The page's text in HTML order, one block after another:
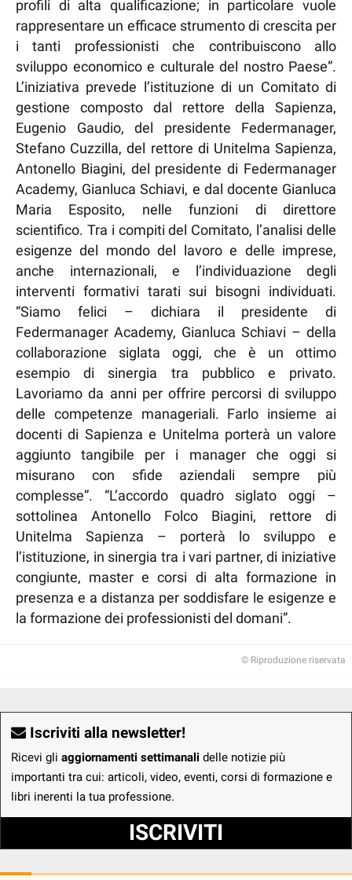
profili di alta qualificazione; in particolare vuole
rappresentare un efficace strumento di crescita per
i tanti professionisti che contribuiscono allo
sviluppo economico e culturale del nostro Paese”.
L’iniziativa prevede l’istituzione di un Comitato di
gestione composto dal rettore della Sapienza,
Eugenio Gaudio, del presidente Federmanager,
Stefano Cuzzilla, del rettore di Unitelma Sapienza,
Antonello Biagini, del presidente di Federmanager
Academy, Gianluca Schiavi, e dal docente Gianluca
Maria Esposito, nelle funzioni di direttore
scientifico. Tra i compiti del Comitato, l’analisi delle
esigenze del mondo del lavoro e delle imprese,
anche internazionali, e l’individuazione degli
interventi formativi tarati sui bisogni individuati.
“Siamo felici – dichiara il presidente di
Federmanager Academy, Gianluca Schiavi – della
collaborazione siglata oggi, che è un ottimo
esempio di sinergia tra pubblico e privato.
Lavoriamo da anni per offrire percorsi di sviluppo
delle competenze manageriali. Farlo insieme ai
docenti di Sapienza e Unitelma porterà un valore
aggiunto tangibile per i manager che oggi si
misurano con sfide aziendali sempre più
complesse”. “L’accordo quadro siglato oggi –
sottolinea Antonello Folco Biagini, rettore di
Unitelma Sapienza – porterà lo sviluppo e
l’istituzione, in sinergia tra i vari partner, di iniziative
congiunte, master e corsi di alta formazione in
presenza e a distanza per soddisfare le esigenze e
la formazione dei professionisti del domani”.
© Riproduzione riservata
Iscriviti alla newsletter!
Ricevi gli aggiornamenti settimanali delle notizie più
importanti tra cui: articoli, video, eventi, corsi di formazione e
libri inerenti la tua professione.
ISCRIVITI